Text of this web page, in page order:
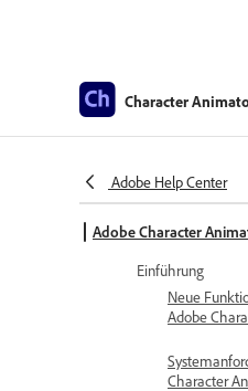
Character
Adobe Help Center
Adobe Character
Einführung
Neue
Adobe
Character